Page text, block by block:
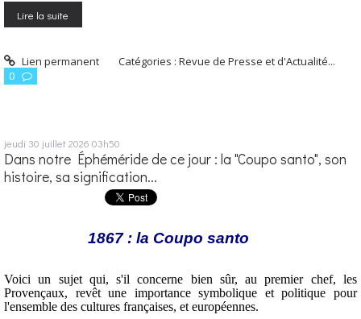
Lire la suite
Lien permanent Catégories :Revue de Presse et d'Actualité...
0
jeudi 30 juillet 2026 03h50
Dans notre Éphéméride de ce jour : la "Coupo santo", son
histoire, sa signification...
1867 : la Coupo santo
Voici un sujet qui, s'il concerne bien sûr, au premier chef, les
Provençaux, revêt une importance symbolique et politique pour
l'ensemble des cultures françaises, et européennes.